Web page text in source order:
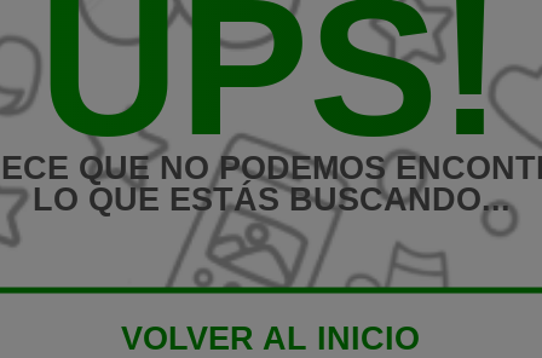
UPS!
QUE NO PODEMOS
LO QUE ESTÁS BUSCANDO...
VOLVER AL INICIO